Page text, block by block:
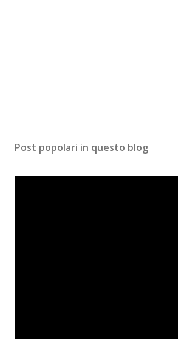
Post popolari in questo blog